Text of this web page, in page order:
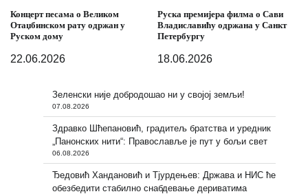
Концерт песама о Великом
Отаџбинском рату одржан у
Руском дому
22.06.2026
Руска премијера филма о Сави
Владиславићу одржана у Санкт
Петербургу
18.06.2026
Зеленски није добродошао ни у својој земљи!
07.08.2026
Здравко Шћепановић, градитељ братства и уредник
„Панонских нити“: Православље је пут у бољи свет
06.08.2026
Ђедовић Хандановић и Тјурдењев: Држава и НИС ће
обезбедити стабилно снабдевање дериватима